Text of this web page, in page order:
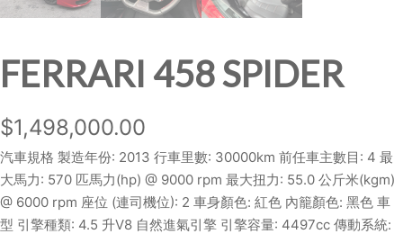
FERRARI 458 SPIDER
$1,498,000.00
汽車規格 製造年份: 2013 行車里數: 30000km 前任車主數目: 4 最
大馬力: 570 匹馬力(hp) @ 9000 rpm 最大扭力: 55.0 公斤米(kgm)
@ 6000 rpm 座位 (連司機位): 2 車身顏色: 紅色 內籠顏色: 黑色 車
型 引擎種類: 4.5 升V8 自然進氣引擎 引擎容量: 4497cc 傳動系統: